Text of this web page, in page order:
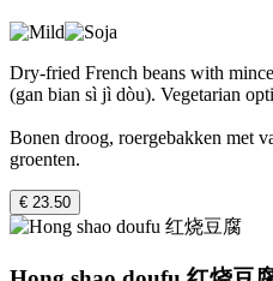
Dry-fried French beans with
(gan bian sì jì dòu). Vegetarian
Bonen droog, roergebakken met
groenten.
€ 23.50